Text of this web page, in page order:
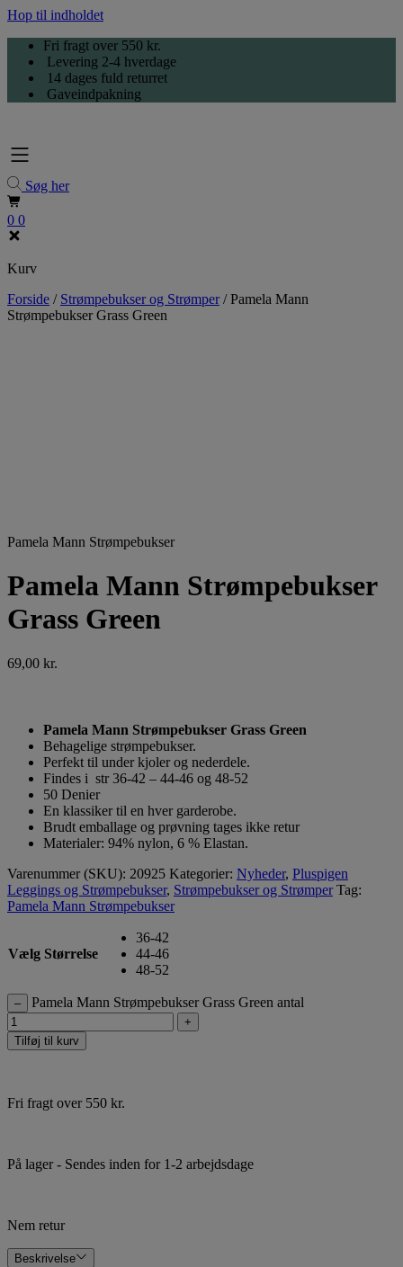
Hop til indholdet
Fri fragt over 550 kr.
Levering 2-4 hverdage
14 dages fuld returret
Gaveindpakning
Søg her
0 0
Kurv
Forside / Strømpebukser og Strømper /Pamela Mann
Strømpebukser Grass Green
Pamela Mann Strømpebukser
Pamela Mann Strømpebukser
Grass Green
69,00 kr.
Pamela Mann Strømpebukser Grass Green
Behagelige strømpebukser.
Perfekt til under kjoler og nederdele.
Findes i str 36-42 – 44-46 og 48-52
50 Denier
En klassiker til en hver garderobe.
Brudt emballage og prøvning tages ikke retur
Materialer: 94% nylon, 6 % Elastan.
Varenummer (SKU): 20925 Kategorier: Nyheder, Pluspigen
Leggings og Strømpebukser, Strømpebukser og Strømper Tag:
Pamela Mann Strømpebukser
Vælg Størrelse
36-42
44-46
48-52
– Pamela Mann Strømpebukser Grass Green antal
+
Tilføj til kurv
Fri fragt over 550 kr.
På lager - Sendes inden for 1-2 arbejdsdage
Nem retur
Beskrivelse